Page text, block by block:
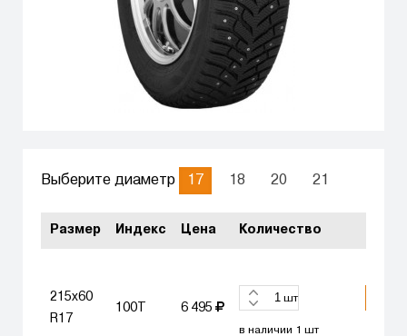
Выберите диаметр 17 18 20 21
Размер Индекс Цена Количество
215x60
R17
100T 6 495
шт
в наличии 1 шт